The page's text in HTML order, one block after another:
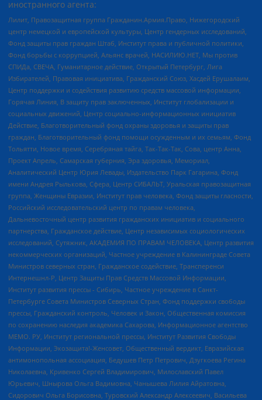
иностранного агента:
Лилит, Правозащитная группа Гражданин.Армия.Право, Нижегородский
центр немецкой и европейской культуры, Центр гендерных исследований,
Фонд защиты прав граждан Штаб, Институт права и публичной политики,
Фонд борьбы с коррупцией, Альянс врачей, НАСИЛИЮ.НЕТ, Мы против
СПИДа, СВЕЧА, Гуманитарное действие, Открытый Петербург, Лига
Избирателей, Правовая инициатива, Гражданский Союз, Хасдей Ерушалаим,
Центр поддержки и содействия развитию средств массовой информации,
Горячая Линия, В защиту прав заключенных, Институт глобализации и
социальных движений, Центр социально-информационных инициатив
Действие, Благотворительный фонд охраны здоровья и защиты прав
граждан, Благотворительный фонд помощи осужденным и их семьям, Фонд
Тольятти, Новое время, Серебряная тайга, Так-Так-Так, Сова, центр Анна,
Проект Апрель, Самарская губерния, Эра здоровья, Мемориал,
Аналитический Центр Юрия Левады, Издательство Парк Гагарина, Фонд
имени Андрея Рылькова, Сфера, Центр СИБАЛЬТ, Уральская правозащитная
группа, Женщины Евразии, Институт прав человека, Фонд защиты гласности,
Российский исследовательский центр по правам человека,
Дальневосточный центр развития гражданских инициатив и социального
партнерства, Гражданское действие, Центр независимых социологических
исследований, Сутяжник, АКАДЕМИЯ ПО ПРАВАМ ЧЕЛОВЕКА, Центр развития
некоммерческих организаций, Частное учреждение в Калининграде Совета
Министров северных стран, Гражданское содействие, Трансперенси
Интернешнл-Р, Центр Защиты Прав Средств Массовой Информации,
Институт развития прессы - Сибирь, Частное учреждение в Санкт-
Петербурге Совета Министров Северных Стран, Фонд поддержки свободы
прессы, Гражданский контроль, Человек и Закон, Общественная комиссия
по сохранению наследия академика Сахарова, Информационное агентство
МЕМО. РУ, Институт региональной прессы, Институт Развития Свободы
Информации, Экозащита!-Женсовет, Общественный вердикт, Евразийская
антимонопольная ассоциация, Бедушев Петр Петрович, Дзугкоева Регина
Николаевна, Кривенко Сергей Владимирович, Милославский Павел
Юрьевич, Шнырова Ольга Вадимовна, Чанышева Лилия Айратовна,
Сидорович Ольга Борисовна, Туровский Александр Алексеевич, Васильева